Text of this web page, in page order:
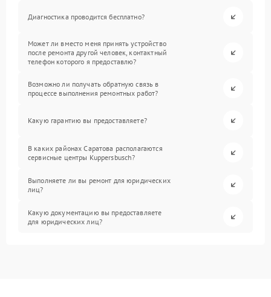
Диагностика проводится бесплатно?
Может ли вместо меня принять устройство
после ремонта другой человек, контактный
телефон которого я предоставлю?
Возможно ли получать обратную связь в
процессе выполнения ремонтных работ?
Какую гарантию вы предоставляете?
В каких районах Саратова располагаются
сервисные центры Kuppersbusch?
Выполняете ли вы ремонт для юридических
лиц?
Какую документацию вы предоставляете
для юридических лиц?